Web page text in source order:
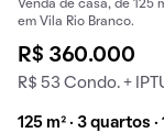
Venda de casa, de 125
em Vila Rio Branco.
R$ 360.000
R$ 53 Condo. +
125 m² · 3 quartos ·